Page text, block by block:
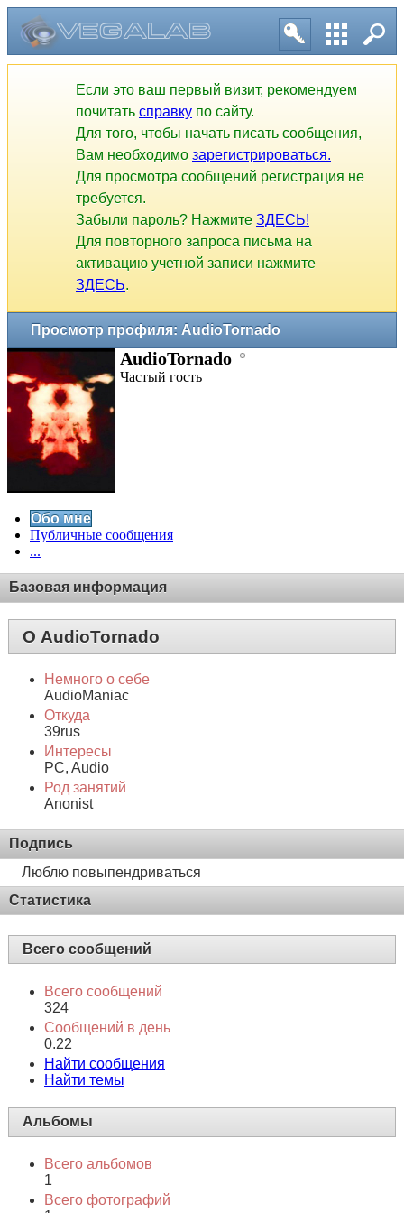
Если это ваш первый визит, рекомендуем
почитать справку по сайту.
Для того, чтобы начать писать сообщения,
Вам необходимо зарегистрироваться.
Для просмотра сообщений регистрация не
требуется.
Забыли пароль? Нажмите ЗДЕСЬ!
Для повторного запроса письма на
активацию учетной записи нажмите
ЗДЕСЬ.
Просмотр профиля: AudioTornado
AudioTornado
Частый гость
Обо мне
Публичные сообщения
...
Базовая информация
О AudioTornado
Немного о себе
AudioManiac
Откуда
39rus
Интересы
PC, Audio
Род занятий
Anonist
Подпись
Люблю повыпендриваться
Статистика
Всего сообщений
Всего сообщений
324
Сообщений в день
0.22
Найти сообщения
Найти темы
Альбомы
Всего альбомов
1
Всего фотографий